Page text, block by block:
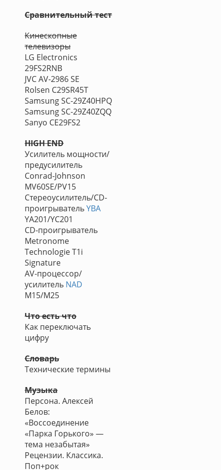
Сравнительный тест
Кинескопные
телевизоры
LG Electronics
29FS2RNB
JVC AV-2986 SE
Rolsen C29SR45Т
Samsung SC-29Z40HPQ
Samsung SC-29Z40ZQQ
Sanyo CE29FS2
HIGH END
Усилитель мощности/
предусилитель
Conrad-Johnson
MV60SE/PV15
Стереоусилитель/CD-
проигрывательYBA
YA201/YC201
CD-проигрыватель
Metronome
Technologie T1i
Signature
AV-процессор/
усилитель NAD
M15/M25
Что есть что
Как переключать
цифру
Словарь
Технические термины
Музыка
Персона. Алексей
Белов:
«Воссоединение
«Парка Горького» —
тема незабытая»
Рецензии. Классика.
Поп+рок